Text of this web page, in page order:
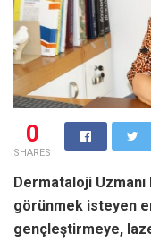
0
SHARES
Dermataloji Uzmanı
görünmek isteyen
gençleştirmeye,